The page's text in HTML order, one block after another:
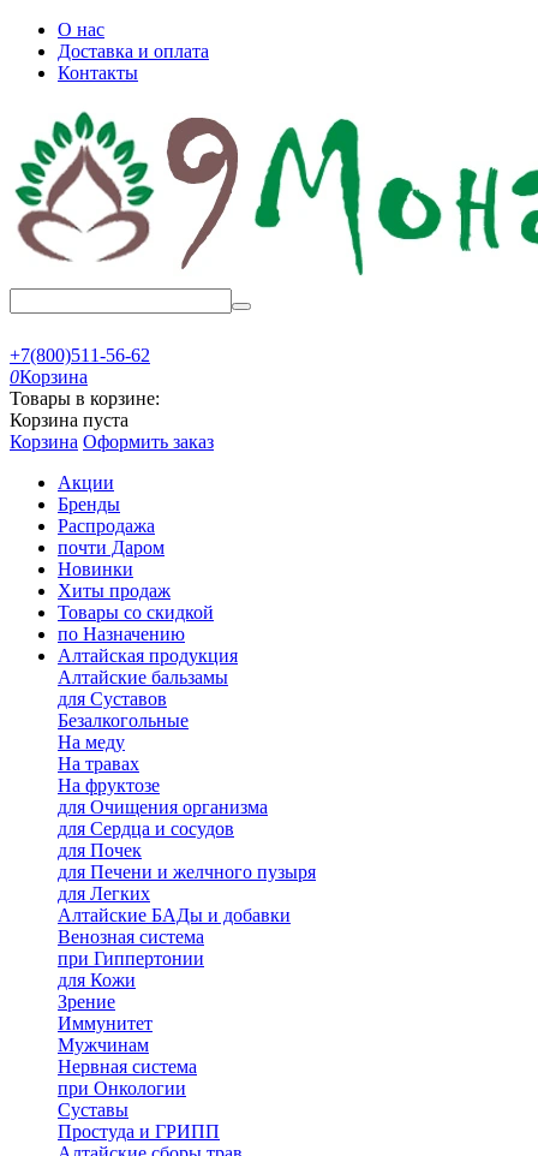
О нас
Доставка и оплата
Контакты
+7(800)511-56-62
0Корзина
Товары в корзине:
Корзина пуста
Корзина Оформить заказ
Акции
Бренды
Распродажа
почти Даром
Новинки
Хиты продаж
Товары со скидкой
по Назначению
Алтайская продукция
Алтайские бальзамы
для Суставов
Безалкогольные
На меду
На травах
На фруктозе
для Очищения организма
для Сердца и сосудов
для Почек
для Печени и желчного пузыря
для Легких
Алтайские БАДы и добавки
Венозная система
при Гиппертонии
для Кожи
Зрение
Иммунитет
Мужчинам
Нервная система
при Онкологии
Суставы
Простуда и ГРИПП